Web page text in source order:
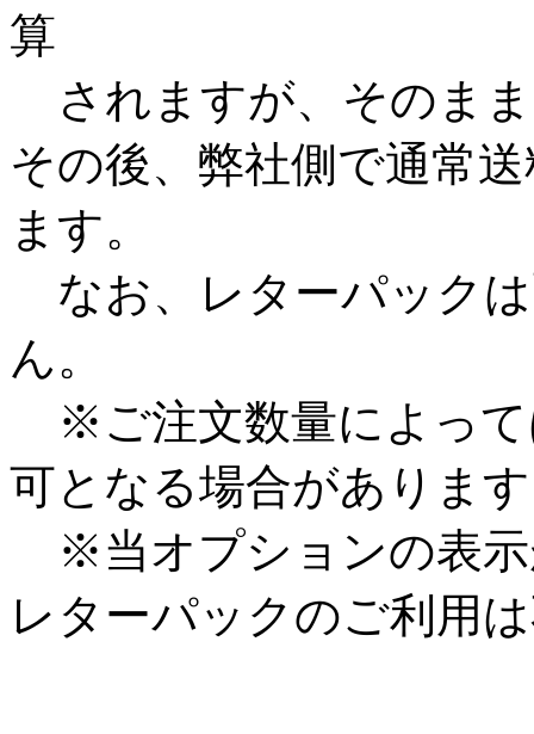
算
されますが、そのま
その後、弊社側で通常
ます。
なお、レターパック
ん。
※ご注文数量によって
可となる場合がありま
※当オプションの表示
レターパックのご利用